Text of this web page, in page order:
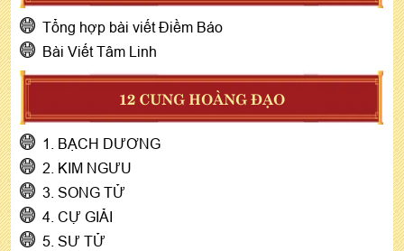
Tổng hợp bài viết Điềm Báo
Bài Viết Tâm Linh
12 CUNG HOÀNG ĐẠO
1. BẠCH DƯƠNG
2. KIM NGƯU
3. SONG TỬ
4. CỰ GIẢI
5. SƯ TỬ